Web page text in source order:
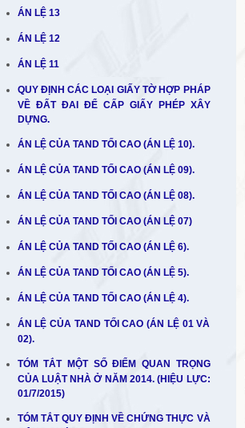
ÁN LỆ 13
ÁN LỆ 12
ÁN LỆ 11
QUY ĐỊNH CÁC LOẠI GIẤY TỜ HỢP PHÁP
VỀ ĐẤT ĐAI ĐỂ CẤP GIẤY PHÉP XÂY
DỰNG.
ÁN LỆ CỦA TAND TỐI CAO (ÁN LỆ 10).
ÁN LỆ CỦA TAND TỐI CAO (ÁN LỆ 09).
ÁN LỆ CỦA TAND TỐI CAO (ÁN LỆ 08).
ÁN LỆ CỦA TAND TỐI CAO (ÁN LỆ 07)
ÁN LỆ CỦA TAND TỐI CAO (ÁN LỆ 6).
ÁN LỆ CỦA TAND TỐI CAO (ÁN LỆ 5).
ÁN LỆ CỦA TAND TỐI CAO (ÁN LỆ 4).
ÁN LỆ CỦA TAND TỐI CAO (ÁN LỆ 01 VÀ
02).
TÓM TẮT MỘT SỐ ĐIỂM QUAN TRỌNG
CỦA LUẬT NHÀ Ở NĂM 2014. (HIỆU LỰC:
01/7/2015)
TÓM TẮT QUY ĐỊNH VỀ CHỨNG THỰC VÀ